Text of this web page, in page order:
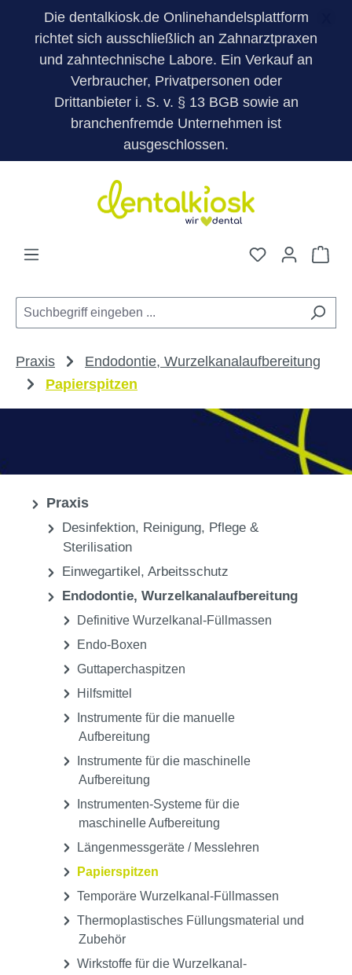
Die dentalkiosk.de Onlinehandelsplattform
richtet sich ausschließlich an Zahnarztpraxen
und zahntechnische Labore. Ein Verkauf an
Verbraucher, Privatpersonen oder
Drittanbieter i. S. v. § 13 BGB sowie an
branchenfremde Unternehmen ist
ausgeschlossen.
Zum Hauptinhalt springen
Du hast 0
Praxis
Endodontie, Wurzelkanalaufbereitung
Papierspitzen
Praxis
Desinfektion, Reinigung, Pflege &
Sterilisation
Einwegartikel, Arbeitsschutz
Endodontie, Wurzelkanalaufbereitung
Definitive Wurzelkanal-Füllmassen
Endo-Boxen
Guttaperchaspitzen
Hilfsmittel
Instrumente für die manuelle
Aufbereitung
Instrumente für die maschinelle
Aufbereitung
Instrumenten-Systeme für die
maschinelle Aufbereitung
Längenmessgeräte / Messlehren
Papierspitzen
Temporäre Wurzelkanal-Füllmassen
Thermoplastisches Füllungsmaterial und
Zubehör
Wirkstoffe für die Wurzelkanal-